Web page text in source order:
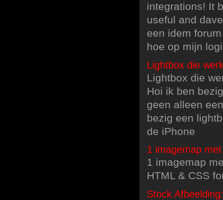
integrations! It
useful and
een idem
hoe op mijn
Lightbox die
Lightbox die
Hoi ik ben
geen alleen
bezig een
de iPhone
1 imagemap
1 imagemap
HTML & CSS
Stock